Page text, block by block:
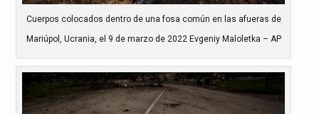
Cuerpos colocados dentro de una fosa común en las afueras de
Mariúpol, Ucrania, el 9 de marzo de 2022 Evgeniy Maloletka – AP